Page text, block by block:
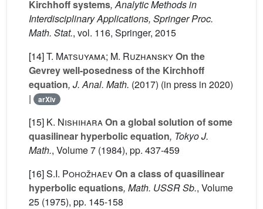
Kirchhoff systems, Analytic Methods in
Interdisciplinary Applications, Springer Proc.
Math. Stat., vol. 116, Springer, 2015
[14]T. Matsuyama; M. RuzhanskyOn the
Gevrey well-posedness of the Kirchhoff
equation, J. Anal. Math. (2017) (in press in 2020)
|
arXiv
[15] K. NishiharaOn a global solution of some
quasilinear hyperbolic equation, Tokyo J.
Math., Volume 7 (1984), pp. 437-459
[16]S.I. PohožhaevOn a class of quasilinear
hyperbolic equations, Math. USSR Sb., Volume
25 (1975), pp. 145-158